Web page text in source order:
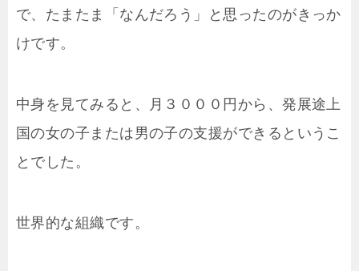
で、たまたま「なんだろう」と思ったのがきっか
けです。
中身を見てみると、月３０００円から、発展途上
国の女の子または男の子の支援ができるというこ
とでした。
世界的な組織です。